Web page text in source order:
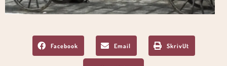
Facebook Email SkrivUt